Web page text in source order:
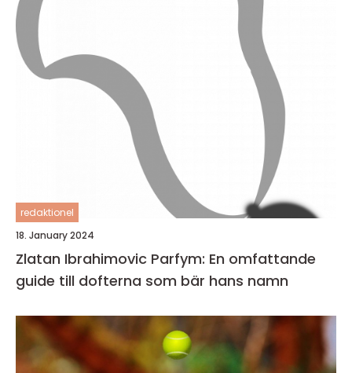
redaktionel
18. January 2024
Zlatan Ibrahimovic Parfym: En omfattande
guide till dofterna som bär hans namn